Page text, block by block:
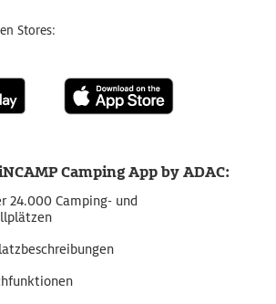
Stores:
Camping App by ADAC:
24.000 Camping- und